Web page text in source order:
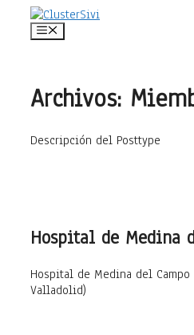
Saltar
Menú
Archivos:
Descripción del Posttype
Hospital de Medina
Hospital de Medina del Campo
Valladolid)